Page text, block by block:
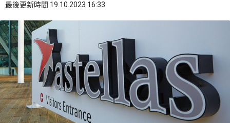
最後更新時間 19.10.2023 16:33